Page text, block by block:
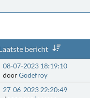
bericht
08-07-2023 18:19:10
doorGodefroy
27-06-2023 22:20:49